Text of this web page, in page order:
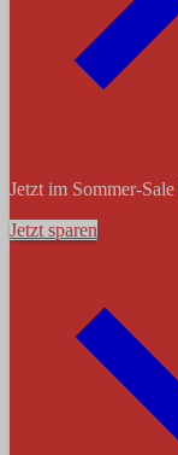
Jetzt im Sommer-Sale
Jetzt sparen